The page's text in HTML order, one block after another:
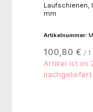
Laufschienen,
mm
Artikelnummer:
100,80 € /
Artikel ist im
nachgeliefert